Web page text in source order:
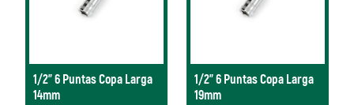
1/2" 6 Puntas Copa Larga
14mm
1/2" 6 Puntas Copa Larga
19mm